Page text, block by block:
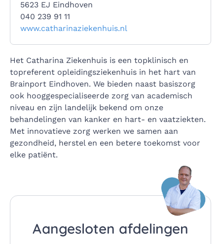
Het Catharina Ziekenhuis is een topklinisch en
topreferent opleidingsziekenhuis in het hart van
Brainport Eindhoven. We bieden naast basiszorg
ook hooggespecialiseerde zorg van academisch
niveau en zijn landelijk bekend om onze
behandelingen van kanker en hart- en vaatziekten.
Met innovatieve zorg werken we samen aan
gezondheid, herstel en een betere toekomst voor
elke patiënt.
5623 EJ Eindhoven
040 239 91 11
www.catharinaziekenhuis.nl
Aangesloten afdelingen